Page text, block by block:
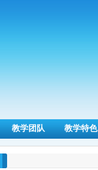
教学团队 教学特色